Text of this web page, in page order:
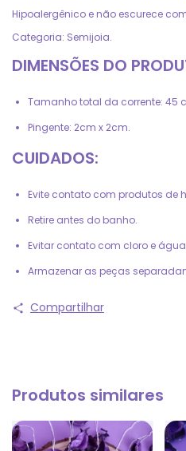
Hipoalergênico e não escurece
Categoria: Semijoia.
DIMENSÕES DO
Tamanho total da corrente: 45
Pingente: 2cm x 2cm.
CUIDADOS:
Evite contato com produtos de
Retire antes do banho.
Evitar contato com cloro e
Armazenar as peças
Compartilhar
Produtos similares